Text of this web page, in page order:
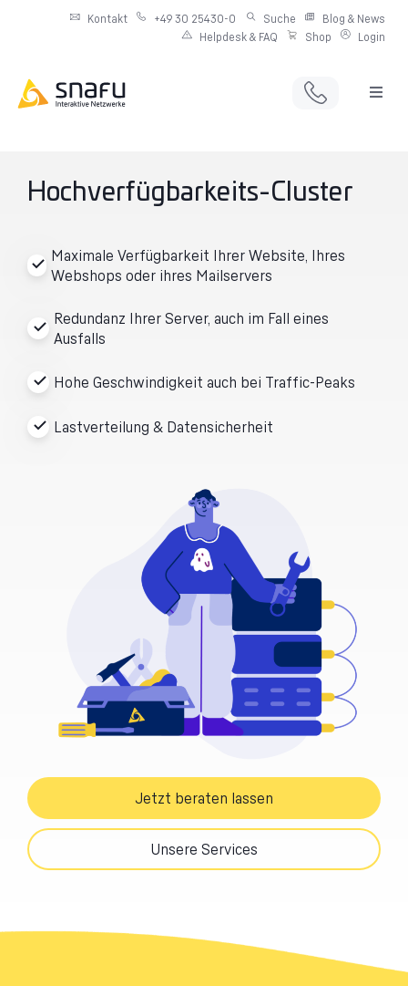
Kontakt +49 30 25430-0 Suche
Blog & News
Helpdesk & FAQ
Shop Login
Individuelle IT-Infrastruktur
Netzwerkdienste
Hochverfügbarkeits-Cluster
Maximale Verfügbarkeit Ihrer Website, Ihres
Webshops oder ihres Mailservers
Redundanz Ihrer Server, auch im Fall eines
Ausfalls
Hohe Geschwindigkeit auch bei Traffic-Peaks
Lastverteilung & Datensicherheit
Jetzt beraten lassen
Unsere Services